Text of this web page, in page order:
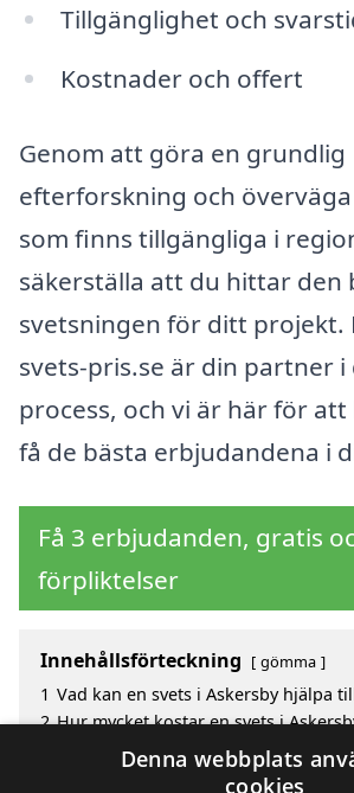
Tillgänglighet och
Kostnader och offert
Genom att göra en grundlig
efterforskning och
som finns tillgängliga i
säkerställa att du hittar den
svetsningen för ditt projekt.
svets-pris.se är din partner i
process, och vi är här för
få de bästa erbjudandena i
Få 3 erbjudanden, gratis
förpliktelser
Innehållsförteckning gömma
1 Vad kan en svets i Askersby hjälpa
2 Hur mycket kostar en svets i
Fördelar med att välja svets i
Sök efter en skicklig svets i de
Denna webbplats
cookies